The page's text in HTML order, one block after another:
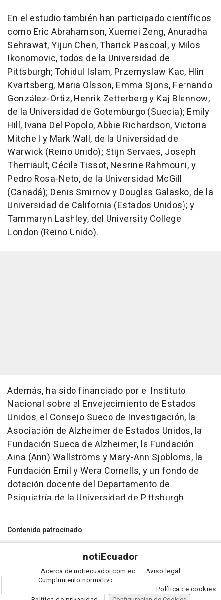
En el estudio también han participado científicos
como Eric Abrahamson, Xuemei Zeng, Anuradha
Sehrawat, Yijun Chen, Tharick Pascoal, y Milos
Ikonomovic, todos de la Universidad de
Pittsburgh; Tohidul Islam, Przemyslaw Kac, Hlin
Kvartsberg, Maria Olsson, Emma Sjons, Fernando
González-Ortiz, Henrik Zetterberg y Kaj Blennow,
de la Universidad de Gotemburgo (Suecia); Emily
Hill, Ivana Del Popolo, Abbie Richardson, Victoria
Mitchell y Mark Wall, de la Universidad de
Warwick (Reino Unido); Stijn Servaes, Joseph
Therriault, Cécile Tissot, Nesrine Rahmouni, y
Pedro Rosa-Neto, de la Universidad McGill
(Canadá); Denis Smirnov y Douglas Galasko, de la
Universidad de California (Estados Unidos); y
Tammaryn Lashley, del University College
London (Reino Unido).
Además, ha sido financiado por el Instituto
Nacional sobre el Envejecimiento de Estados
Unidos, el Consejo Sueco de Investigación, la
Asociación de Alzheimer de Estados Unidos, la
Fundación Sueca de Alzheimer, la Fundación
Aina (Ann) Wallströms y Mary-Ann Sjöbloms, la
Fundación Emil y Wera Cornells, y un fondo de
dotación docente del Departamento de
Psiquiatría de la Universidad de Pittsburgh.
Contenido patrocinado
notiEcuador
Acerca de notiecuador.com.ec
Aviso legal
Cumplimiento normativo
Política de cookies